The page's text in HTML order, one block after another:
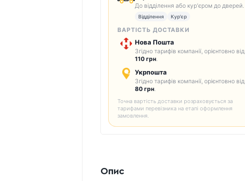
До відділення або кур'єром до дверей.
Відділення Кур'єр
ВАРТІСТЬ ДОСТАВКИ
Нова Пошта
Згідно тарифів компанії, орієнтовно від
110 грн.
Укрпошта
Згідно тарифів компанії, орієнтовно від
80 грн.
Точна вартість доставки розраховується за
тарифами перевізника на етапі оформлення
замовлення.
Опис